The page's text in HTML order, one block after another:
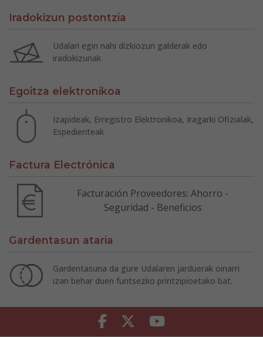
Iradokizun postontzia
Udalari egin nahi dizkiozun galderak edo
iradokizunak
Egoitza elektronikoa
Izapideak, Erregistro Elektronikoa, Iragarki Ofizialak,
Espedienteak
Factura Electrónica
Facturación Proveedores: Ahorro -
Seguridad - Beneficios
Gardentasun ataria
Gardentasuna da gure Udalaren jarduerak oinarri
izan behar duen funtsezko printzipioetako bat.
Facebook Twitter Youtube